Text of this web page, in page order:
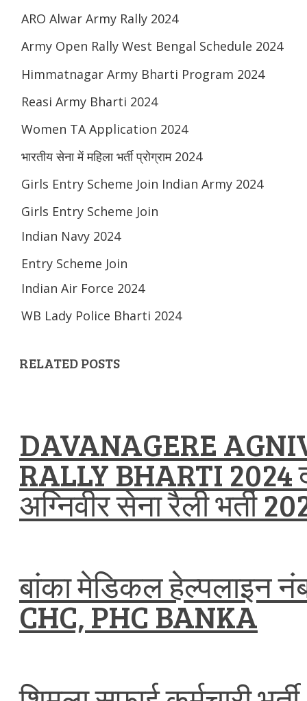
ARO Alwar Army Rally 2024
Army Open Rally West Bengal Schedule 2024
Himmatnagar Army Bharti Program 2024
Reasi Army Bharti 2024
Women TA Application 2024
भारतीय सेना में महिला भर्ती प्रोग्राम 2024
Girls Entry Scheme Join Indian Army 2024
Girls Entry Scheme Join
Indian Navy 2024
Entry Scheme Join
Indian Air Force 2024
WB Lady Police Bharti 2024
RELATED POSTS
DAVANAGERE
RALLY BHARTI 2024
अग्निवीर सेना रैली भर्ती
बांका मेडिकल हेल्पलाइन
CHC, PHC BANKA